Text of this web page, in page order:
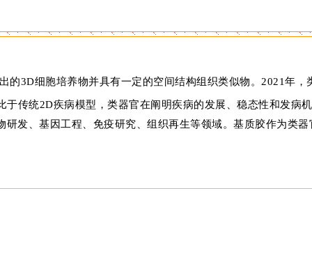
的3D细胞培养物并具有一定的空间结构组织类似物。2021年，
于传统2D疾病模型，类器官在阐明疾病的发展、稳态性和发病
发、基因工程、免疫研究、组织再生等领域。基质胶作为类器